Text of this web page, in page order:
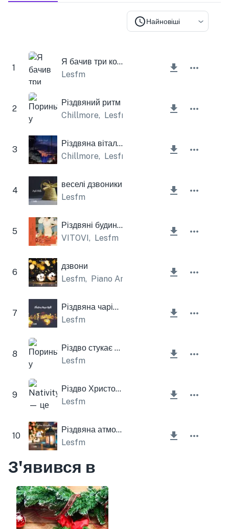
Найновіші
1
Я бачив три кораблі (Різдвяні дзвіночки)
Lesfm
2
Різдвяний ритм
Chillmore, Lesfm
3
Різдвяна вітальня Лофі
Chillmore, Lesfm
4
веселі дзвоники
Lesfm
5
Різдвяні будиночки
VITOVI, Lesfm
6
дзвони
Lesfm, Piano Amor
7
Різдвяна чарівна ніч
Lesfm
8
Різдво стукає у двері
Lesfm
9
Різдво Христове
Lesfm
10
Різдвяна атмосфера
Lesfm
З'явився в